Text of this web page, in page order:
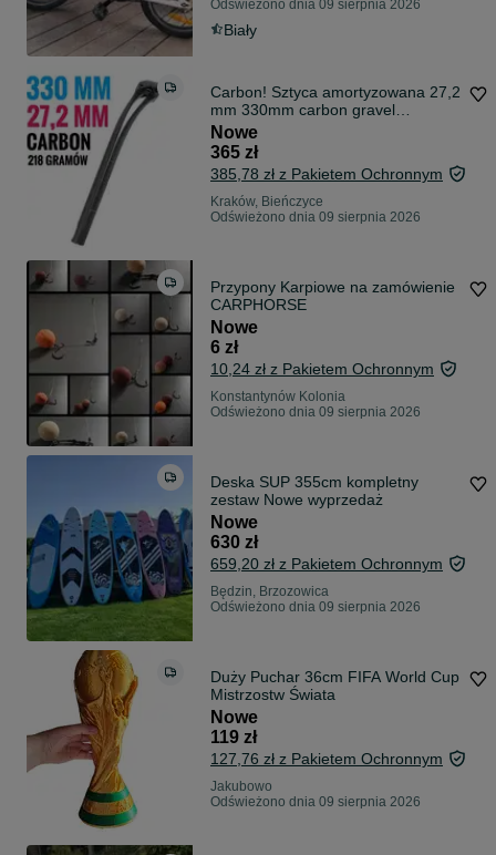
Odświeżono dnia 09 sierpnia 2026
Biały
Carbon! Sztyca amortyzowana 27,2
mm 330mm carbon gravel
amortyzator carbonowa 330 mm 33
cm
Nowe
365 zł
385,78 zł z Pakietem Ochronnym
Kraków, Bieńczyce
Odświeżono dnia 09 sierpnia 2026
Przypony Karpiowe na zamówienie
CARPHORSE
Nowe
6 zł
10,24 zł z Pakietem Ochronnym
Konstantynów Kolonia
Odświeżono dnia 09 sierpnia 2026
Deska SUP 355cm kompletny
zestaw Nowe wyprzedaż
Nowe
630 zł
659,20 zł z Pakietem Ochronnym
Będzin, Brzozowica
Odświeżono dnia 09 sierpnia 2026
Duży Puchar 36cm FIFA World Cup
Mistrzostw Świata
Nowe
119 zł
127,76 zł z Pakietem Ochronnym
Jakubowo
Odświeżono dnia 09 sierpnia 2026